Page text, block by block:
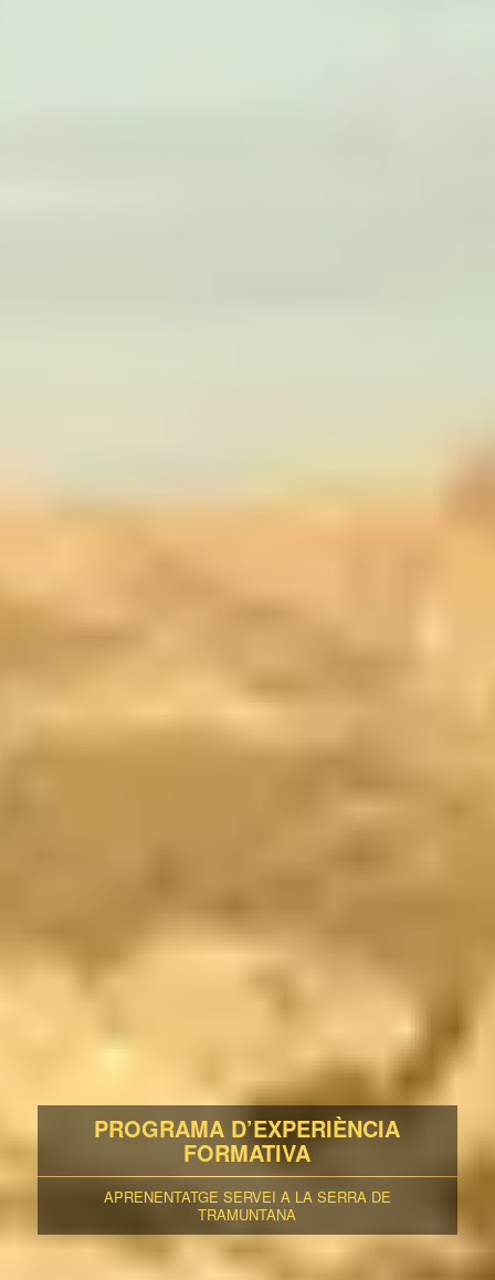
PROGRAMA D’EXPERIÈNCIA
FORMATIVA
APRENENTATGE SERVEI A LA SERRA DE
TRAMUNTANA